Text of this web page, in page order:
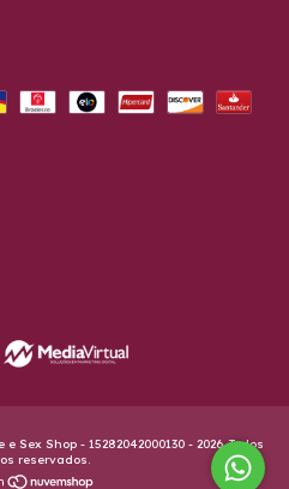
Sex Shop - 15282042000130 - 2026. Todos
reservados.